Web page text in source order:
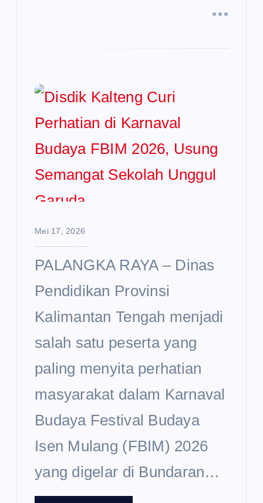
Mei 17, 2026
PALANGKA RAYA – Dinas
Pendidikan Provinsi
Kalimantan Tengah menjadi
salah satu peserta yang
paling menyita perhatian
masyarakat dalam Karnaval
Budaya Festival Budaya
Isen Mulang (FBIM) 2026
yang digelar di Bundaran…